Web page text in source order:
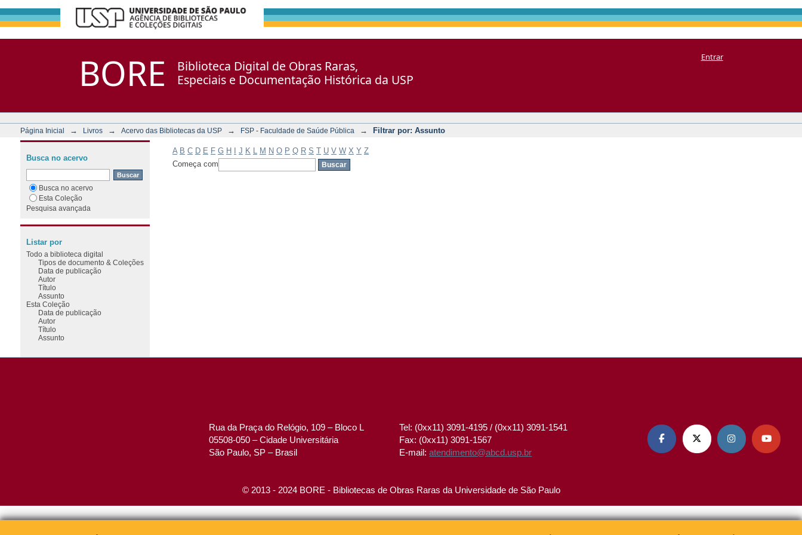
BORE
Biblioteca Digital de Obras Raras,
Especiais e Documentação Histórica da USP
Entrar
Página Inicial → Livros → Acervo das Bibliotecas da USP → FSP - Faculdade de Saúde Pública → Filtrar por: Assunto
A B C D E F G H J K M N O P Q R S T U V W X Y Z
Começa com
Busca no acervo
Busca no acervo
Esta Coleção
Pesquisa avançada
Listar por
Todo a biblioteca digital
Tipos de documento & Coleções
Data de publicação
Autor
Título
Assunto
Esta Coleção
Data de publicação
Autor
Título
Assunto
Rua da Praça do Relógio, 109 – Bloco L
05508-050 – Cidade Universitária
São Paulo, SP – Brasil
Tel: (0xx11) 3091-4195 / (0xx11) 3091-1541
Fax: (0xx11) 3091-1567
E-mail:atendimento@abcd.usp.br
   
© 2013 - 2024 BORE - Bibliotecas de Obras Raras da Universidade de São Paulo